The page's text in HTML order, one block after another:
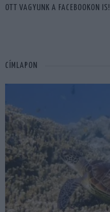
OTT VAGYUNK A FACEBOOKON IS!
CÍMLAPON